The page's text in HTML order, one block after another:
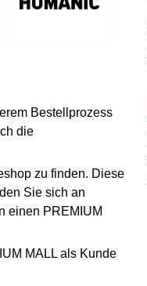
Bestellprozess
die
zu finden. Diese
Sie sich an
einen PREMIUM
MALL als Kunde